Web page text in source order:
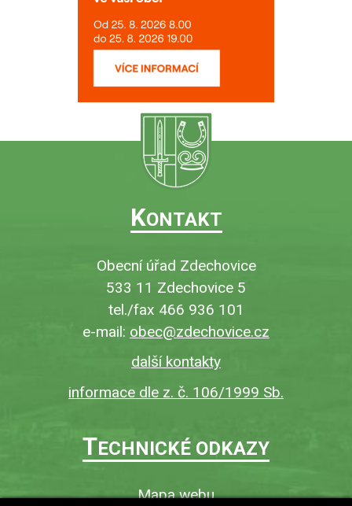
KONTAKT
Obecní úřad Zdechovice
533 11 Zdechovice 5
tel./fax 466 936 101
e-mail: obec@zdechovice.cz
další kontakty
informace dle z. č. 106/1999 Sb.
TECHNICKÉ ODKAZY
Mapa webu